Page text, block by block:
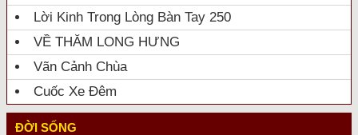
Lời Kinh Trong Lòng Bàn Tay 250
VỀ THĂM LONG HƯNG
Vãn Cảnh Chùa
Cuốc Xe Đêm
ĐỜI SỐNG